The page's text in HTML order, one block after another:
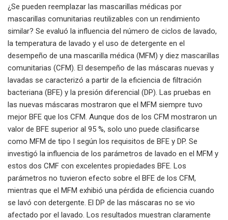
¿Se pueden reemplazar las mascarillas médicas por
mascarillas comunitarias reutilizables con un rendimiento
similar? Se evaluó la influencia del número de ciclos de lavado,
la temperatura de lavado y el uso de detergente en el
desempeño de una mascarilla médica (MFM) y diez mascarillas
comunitarias (CFM). El desempeño de las máscaras nuevas y
lavadas se caracterizó a partir de la eficiencia de filtración
bacteriana (BFE) y la presión diferencial (DP). Las pruebas en
las nuevas máscaras mostraron que el MFM siempre tuvo
mejor BFE que los CFM. Aunque dos de los CFM mostraron un
valor de BFE superior al 95 %, solo uno puede clasificarse
como MFM de tipo I según los requisitos de BFE y DP. Se
investigó la influencia de los parámetros de lavado en el MFM y
estos dos CMF con excelentes propiedades BFE. Los
parámetros no tuvieron efecto sobre el BFE de los CFM,
mientras que el MFM exhibió una pérdida de eficiencia cuando
se lavó con detergente. El DP de las máscaras no se vio
afectado por el lavado. Los resultados muestran claramente